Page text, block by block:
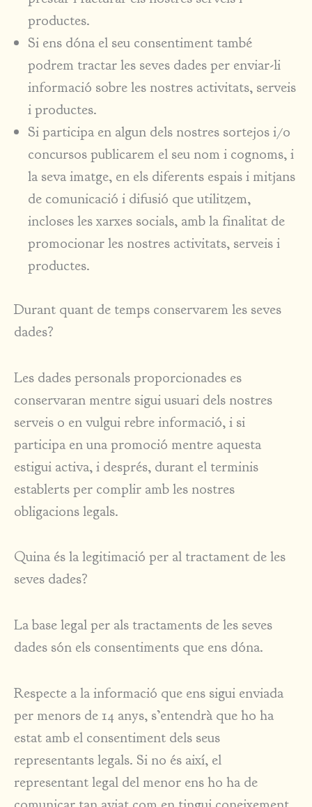
productes.
Si ens dóna el seu consentiment també
podrem tractar les seves dades per enviar-li
informació sobre les nostres activitats, serveis
i productes.
Si participa en algun dels nostres sortejos i/o
concursos publicarem el seu nom i cognoms, i
la seva imatge, en els diferents espais i mitjans
de comunicació i difusió que utilitzem,
incloses les xarxes socials, amb la finalitat de
promocionar les nostres activitats, serveis i
productes.
Durant quant de temps conservarem les seves
dades?
Les dades personals proporcionades es
conservaran mentre sigui usuari dels nostres
serveis o en vulgui rebre informació, i si
participa en una promoció mentre aquesta
estigui activa, i després, durant el terminis
establerts per complir amb les nostres
obligacions legals.
Quina és la legitimació per al tractament de les
seves dades?
La base legal per als tractaments de les seves
dades són els consentiments que ens dóna.
Respecte a la informació que ens sigui enviada
per menors de 14 anys, s’entendrà que ho ha
estat amb el consentiment dels seus
representants legals. Si no és així, el
representant legal del menor ens ho ha de